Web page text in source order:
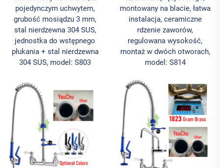
pojedynczym uchwytem,
grubość mosiądzu 3 mm,
stal nierdzewna 304 SUS,
jednostka do wstępnego
płukania + stal nierdzewna
304 SUS, model: S803
montowany na blacie, łatwa
instalacja, ceramiczne
rdzenie zaworów,
regulowana wysokość,
montaż w dwóch otworach,
model: S814